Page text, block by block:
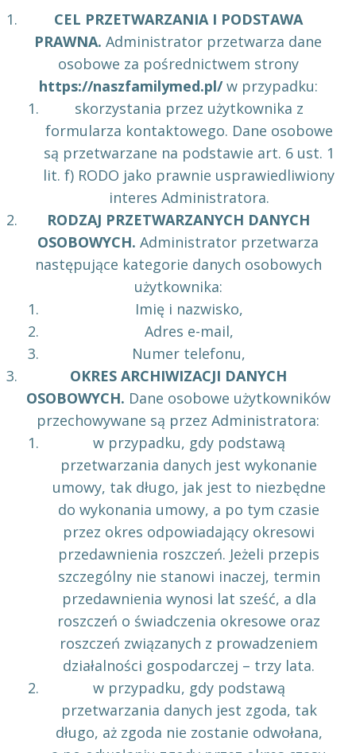
CEL PRZETWARZANIA I PODSTAWA
PRAWNA. Administrator przetwarza dane
osobowe za pośrednictwem strony
https://naszfamilymed.pl/w przypadku:
skorzystania przez użytkownika z
formularza kontaktowego. Dane osobowe
są przetwarzane na podstawie art. 6 ust. 1
lit. f) RODO jako prawnie usprawiedliwiony
interes Administratora.
RODZAJ PRZETWARZANYCH DANYCH
OSOBOWYCH. Administrator przetwarza
następujące kategorie danych osobowych
użytkownika:
Imię i nazwisko,
Adres e-mail,
Numer telefonu,
OKRES ARCHIWIZACJI DANYCH
OSOBOWYCH. Dane osobowe użytkowników
przechowywane są przez Administratora:
w przypadku, gdy podstawą
przetwarzania danych jest wykonanie
umowy, tak długo, jak jest to niezbędne
do wykonania umowy, a po tym czasie
przez okres odpowiadający okresowi
przedawnienia roszczeń. Jeżeli przepis
szczególny nie stanowi inaczej, termin
przedawnienia wynosi lat sześć, a dla
roszczeń o świadczenia okresowe oraz
roszczeń związanych z prowadzeniem
działalności gospodarczej – trzy lata.
w przypadku, gdy podstawą
przetwarzania danych jest zgoda, tak
długo, aż zgoda nie zostanie odwołana,